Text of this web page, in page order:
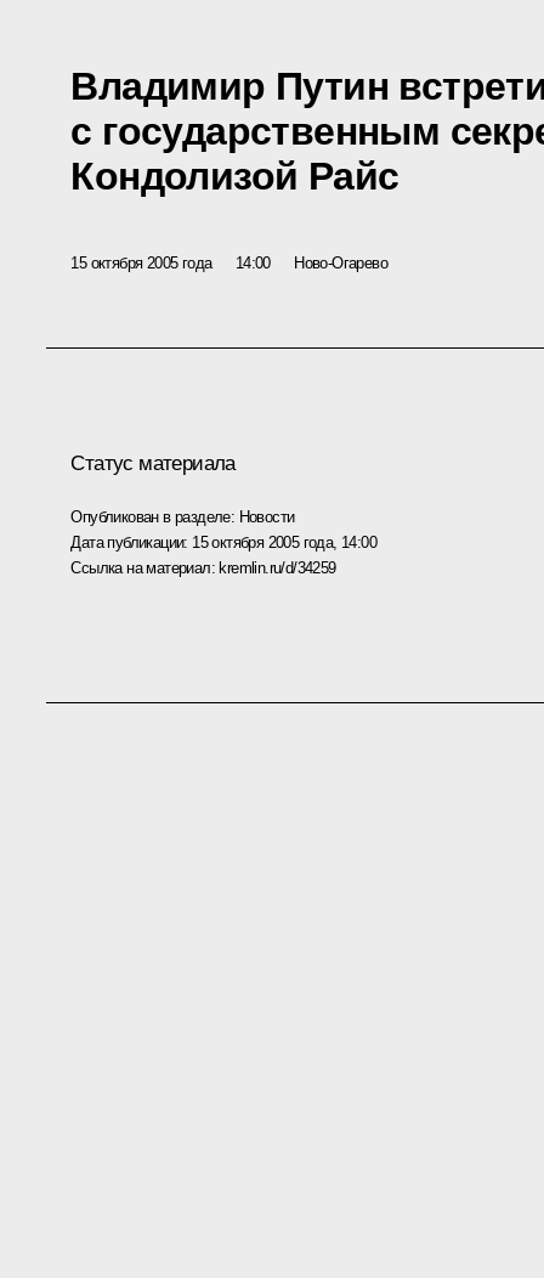
Владимир Путин
с государственным
Кондолизой Райс
15 октября 2005 года 14:00 Ново-Огарево
Статус материала
Опубликован в разделе: Новости
Дата публикации: 15 октября 2005 года, 14:00
Ссылка на материал:kremlin.ru/d/34259